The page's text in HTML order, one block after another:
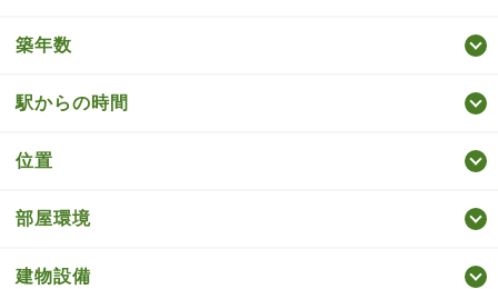
築年数
駅からの時間
位置
部屋環境
建物設備